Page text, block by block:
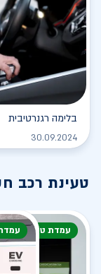
בלימה רגנרטיבית
30.09.2024
טעינת רכב
עמדת טעינה